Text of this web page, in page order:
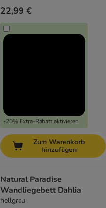
22,99 €
-20% Extra-Rabatt aktivieren
Zum Warenkorb
hinzufügen
Natural Paradise
Wandliegebett Dahlia
hellgrau